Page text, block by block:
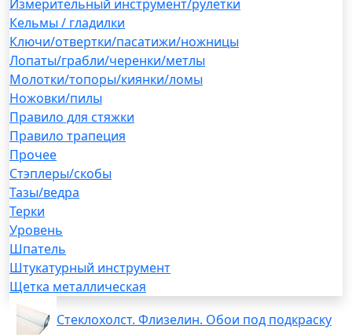
Измерительный инструмент/рулетки
Кельмы / гладилки
Ключи/отвертки/пасатижи/ножницы
Лопаты/грабли/черенки/метлы
Молотки/топоры/киянки/ломы
Ножовки/пилы
Правило для стяжки
Правило трапеция
Прочее
Стэплеры/скобы
Тазы/ведра
Терки
Уровень
Шпатель
Штукатурный инструмент
Щетка металлическая
Стеклохолст. Флизелин. Обои под подкраску